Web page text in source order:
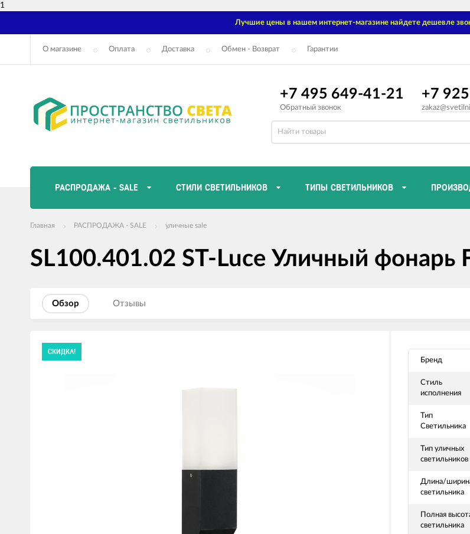
1
Лучшие цены в нашем интернет-магазине найдете дешевле
О магазине Оплата Доставка Обмен - Возврат Гарантии
+7 495 649-41-21
Обратный звонок
+7
РАСПРОДАЖА - SALE СТИЛИ СВЕТИЛЬНИКОВ ТИПЫ СВЕТИЛЬНИКОВ
Главная РАСПРОДАЖА - SALE уличные sale
SL100.401.02 ST-Luce Уличный фонарь
Обзор Отзывы
товаров
СКИДКА!
Бренд
Стиль
исполнения
Тип
Светильника
Тип уличных
светильников
Длина/
светильника
Полная
светильника